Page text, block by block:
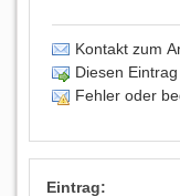
Kontakt zum
Diesen
Fehler oder
Eintrag: